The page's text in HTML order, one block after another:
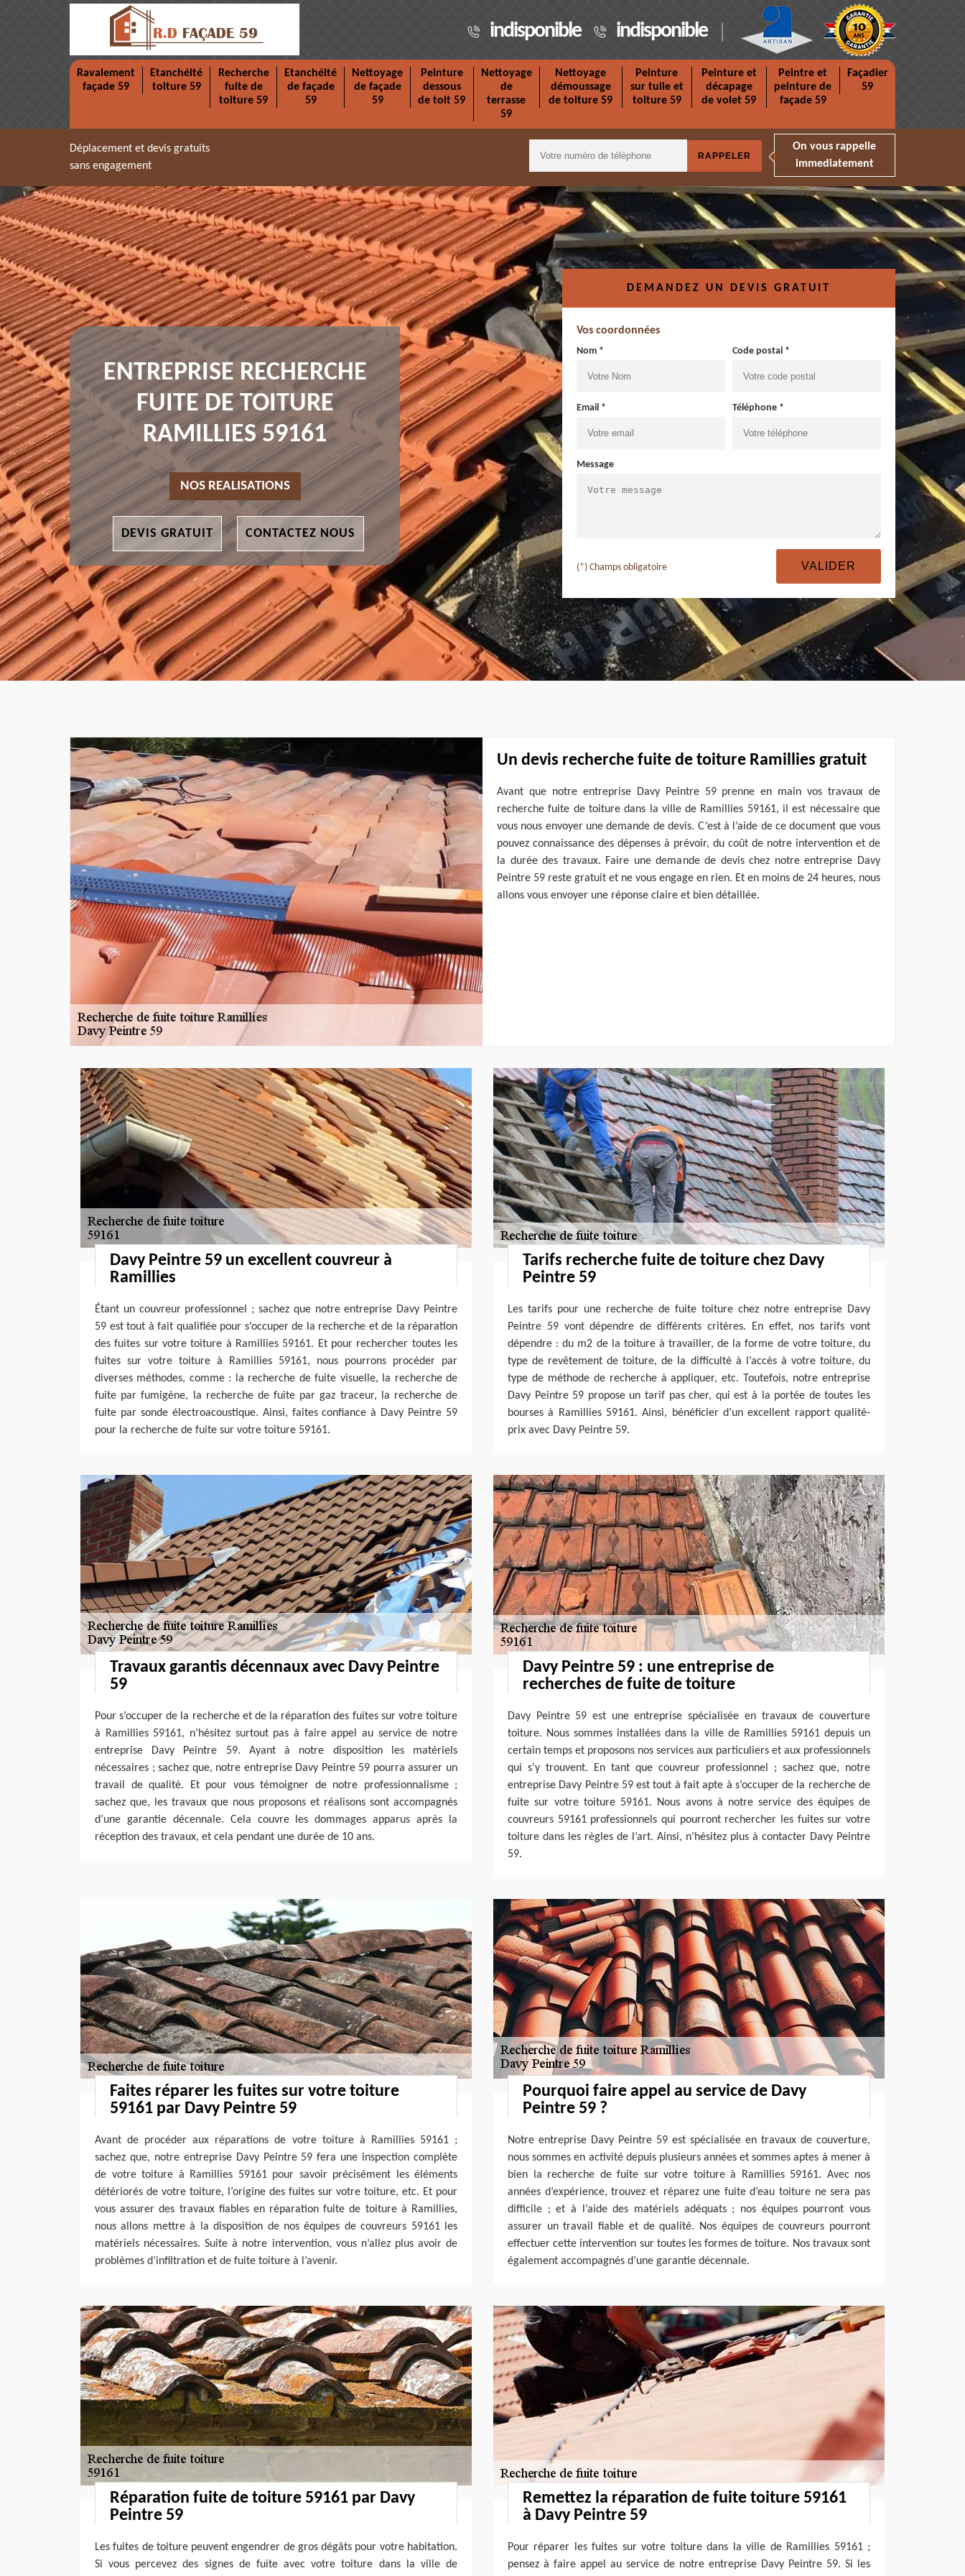
indisponible indisponible
Ravalement
façade 59
Etanchéité
toiture 59
Recherche
fuite de
toiture 59
Etanchéité
de façade
59
Nettoyage
de façade
59
Peinture
dessous
de toit 59
Nettoyage
de
terrasse
59
Nettoyage
démoussage
de toiture 59
Peinture
sur tuile et
toiture 59
Peinture et
décapage
de volet 59
Peintre et
peinture de
façade 59
Façadier
59
Déplacement et devis gratuits
sans engagement
On vous rappelle
immediatement
ENTREPRISE RECHERCHE
FUITE DE TOITURE
RAMILLIES 59161
NOS REALISATIONS
DEVIS GRATUIT CONTACTEZ NOUS
DEMANDEZ UN DEVIS GRATUIT
Vos coordonnées
Nom * Code postal *
Email * Téléphone *
Message
(*) Champs obligatoire
Un devis recherche fuite de toiture Ramillies gratuit
Avant que notre entreprise Davy Peintre 59 prenne en main vos travaux de
recherche fuite de toiture dans la ville de Ramillies 59161, il est nécessaire que
vous nous envoyer une demande de devis. C’est à l’aide de ce document que vous
pouvez connaissance des dépenses à prévoir, du coût de notre intervention et de
la durée des travaux. Faire une demande de devis chez notre entreprise Davy
Peintre 59 reste gratuit et ne vous engage en rien. Et en moins de 24 heures, nous
allons vous envoyer une réponse claire et bien détaillée.
Davy Peintre 59 un excellent couvreur à
Ramillies
Étant un couvreur professionnel ; sachez que notre entreprise Davy Peintre
59 est tout à fait qualifiée pour s’occuper de la recherche et de la réparation
des fuites sur votre toiture à Ramillies 59161. Et pour rechercher toutes les
fuites sur votre toiture à Ramillies 59161, nous pourrons procéder par
diverses méthodes, comme : la recherche de fuite visuelle, la recherche de
fuite par fumigène, la recherche de fuite par gaz traceur, la recherche de
fuite par sonde électroacoustique. Ainsi, faites confiance à Davy Peintre 59
pour la recherche de fuite sur votre toiture 59161.
Tarifs recherche fuite de toiture chez Davy
Peintre 59
Les tarifs pour une recherche de fuite toiture chez notre entreprise Davy
Peintre 59 vont dépendre de différents critères. En effet, nos tarifs vont
dépendre : du m2 de la toiture à travailler, de la forme de votre toiture, du
type de revêtement de toiture, de la difficulté à l’accès à votre toiture, du
type de méthode de recherche à appliquer, etc. Toutefois, notre entreprise
Davy Peintre 59 propose un tarif pas cher, qui est à la portée de toutes les
bourses à Ramillies 59161. Ainsi, bénéficier d’un excellent rapport qualité-
prix avec Davy Peintre 59.
Travaux garantis décennaux avec Davy Peintre
59
Pour s’occuper de la recherche et de la réparation des fuites sur votre toiture
à Ramillies 59161, n’hésitez surtout pas à faire appel au service de notre
entreprise Davy Peintre 59. Ayant à notre disposition les matériels
nécessaires ; sachez que, notre entreprise Davy Peintre 59 pourra assurer un
travail de qualité. Et pour vous témoigner de notre professionnalisme ;
sachez que, les travaux que nous proposons et réalisons sont accompagnés
d’une garantie décennale. Cela couvre les dommages apparus après la
réception des travaux, et cela pendant une durée de 10 ans.
Davy Peintre 59 : une entreprise de
recherches de fuite de toiture
Davy Peintre 59 est une entreprise spécialisée en travaux de couverture
toiture. Nous sommes installées dans la ville de Ramillies 59161 depuis un
certain temps et proposons nos services aux particuliers et aux professionnels
qui s’y trouvent. En tant que couvreur professionnel ; sachez que, notre
entreprise Davy Peintre 59 est tout à fait apte à s’occuper de la recherche de
fuite sur votre toiture 59161. Nous avons à notre service des équipes de
couvreurs 59161 professionnels qui pourront rechercher les fuites sur votre
toiture dans les règles de l’art. Ainsi, n’hésitez plus à contacter Davy Peintre
59.
Faites réparer les fuites sur votre toiture
59161 par Davy Peintre 59
Avant de procéder aux réparations de votre toiture à Ramillies 59161 ;
sachez que, notre entreprise Davy Peintre 59 fera une inspection complète
de votre toiture à Ramillies 59161 pour savoir précisément les éléments
détériorés de votre toiture, l’origine des fuites sur votre toiture, etc. Et pour
vous assurer des travaux fiables en réparation fuite de toiture à Ramillies,
nous allons mettre à la disposition de nos équipes de couvreurs 59161 les
matériels nécessaires. Suite à notre intervention, vous n’allez plus avoir de
problèmes d’infiltration et de fuite toiture à l’avenir.
Pourquoi faire appel au service de Davy
Peintre 59 ?
Notre entreprise Davy Peintre 59 est spécialisée en travaux de couverture,
nous sommes en activité depuis plusieurs années et sommes aptes à mener à
bien la recherche de fuite sur votre toiture à Ramillies 59161. Avec nos
années d’expérience, trouvez et réparez une fuite d’eau toiture ne sera pas
difficile ; et à l’aide des matériels adéquats ; nos équipes pourront vous
assurer un travail fiable et de qualité. Nos équipes de couvreurs pourront
effectuer cette intervention sur toutes les formes de toiture. Nos travaux sont
également accompagnés d’une garantie décennale.
Réparation fuite de toiture 59161 par Davy
Peintre 59
Les fuites de toiture peuvent engendrer de gros dégâts pour votre habitation.
Si vous percevez des signes de fuite avec votre toiture dans la ville de
Remettez la réparation de fuite toiture 59161
à Davy Peintre 59
Pour réparer les fuites sur votre toiture dans la ville de Ramillies 59161 ;
pensez à faire appel au service de notre entreprise Davy Peintre 59. Si les